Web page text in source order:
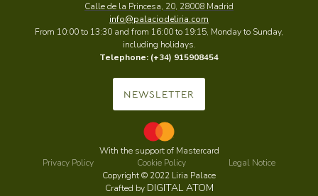
Calle de la Princesa, 20, 28008 Madrid
info@palaciodeliria.com
From 10:00 to 13:30 and from 16:00 to 19:15, Monday to Sunday,
including holidays.
Telephone: (+34) 915908454
NEWSLETTER
With the support of Mastercard
Privacy Policy
Cookie Policy
Legal Notice
Copyright © 2022 Liria Palace
Crafted by DIGITAL ATOM